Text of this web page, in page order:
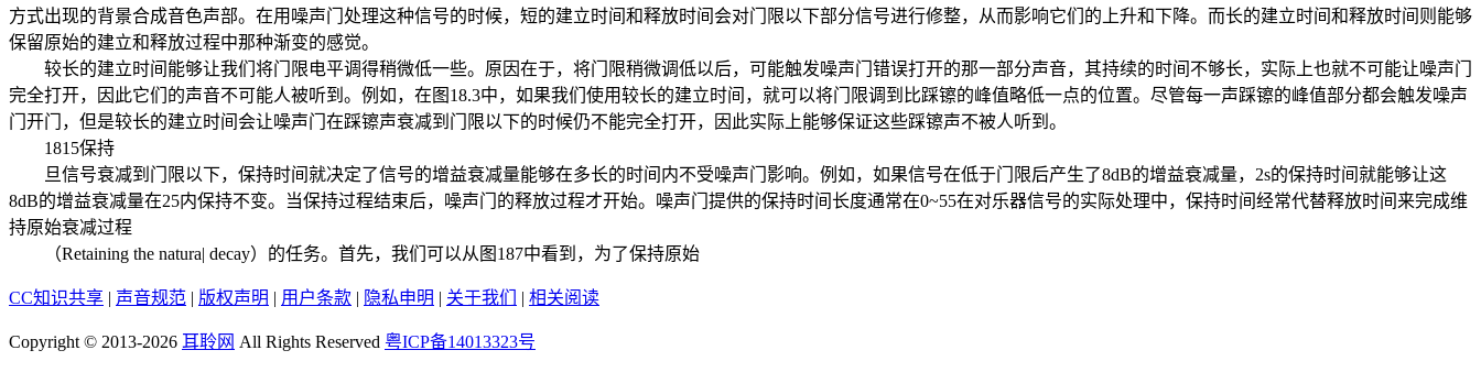
方式出现的背景合成音色声部。在用噪声门处理这种信号的时候，短的建立时间和释放时间会对门限以下部分信号进行修整，从而影响它们的上升和下降。而长的建立时间和释放时间则能够
保留原始的建立和释放过程中那种渐变的感觉。
较长的建立时间能够让我们将门限电平调得稍微低一些。原因在于，将门限稍微调低以后，可能触发噪声门错误打开的那一部分声音，其持续的时间不够长，实际上也就不可能让噪声门
完全打开，因此它们的声音不可能人被听到。例如，在图18.3中，如果我们使用较长的建立时间，就可以将门限调到比踩镲的峰值略低一点的位置。尽管每一声踩镲的峰值部分都会触发噪声
门开门，但是较长的建立时间会让噪声门在踩镲声衰减到门限以下的时候仍不能完全打开，因此实际上能够保证这些踩镲声不被人听到。
1815保持
旦信号衰减到门限以下，保持时间就决定了信号的增益衰减量能够在多长的时间内不受噪声门影响。例如，如果信号在低于门限后产生了8dB的增益衰减量，2s的保持时间就能够让这
8dB的增益衰减量在25内保持不变。当保持过程结束后，噪声门的释放过程才开始。噪声门提供的保持时间长度通常在0~55在对乐器信号的实际处理中，保持时间经常代替释放时间来完成维
持原始衰减过程
（Retaining the natura| decay）的任务。首先，我们可以从图187中看到，为了保持原始
CC知识共享 | 声音规范 | 版权声明 | 用户条款 | 隐私申明 | 关于我们 | 相关阅读
Copyright © 2013-2026 耳聆网 All Rights Reserved 粤ICP备14013323号